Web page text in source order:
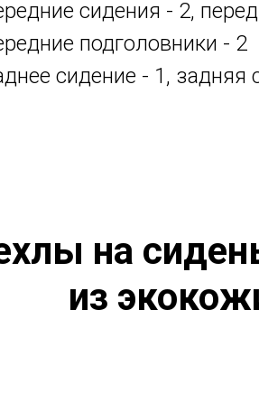
сидения - 2,
подголовники - 2
сидение - 1, задняя
на
из